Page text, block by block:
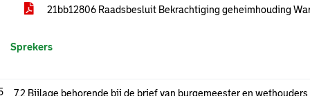
21bb12806 Raadsbesluit Bekrachtiging geheimhouding
Sprekers
7.2 Bijlage behorende bij de brief van burgemeester en